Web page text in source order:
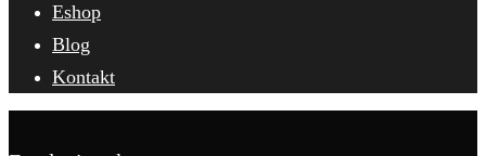
Eshop
Blog
Kontakt